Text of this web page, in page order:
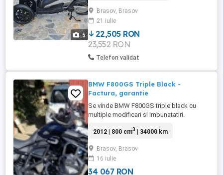
5
Brasov, Brasov
21 iulie
22,505 RON
23,552 RON
Telefon validat
BMW F800GS Triple Black -
Factura, garantie
Se vinde BMW F800GS triple black cu
multiple modificari si imbunatatiri.
factura, motocicleta este pe firma.
Modificari de peste 3500 EUR - Suspensie
fata Andreani Missano Performance
46mm - ( Arcuri custom, reglaj ...
2012 | 800 cm3 | 34000 km
Brasov, Brasov
16 iulie
34 067 RON